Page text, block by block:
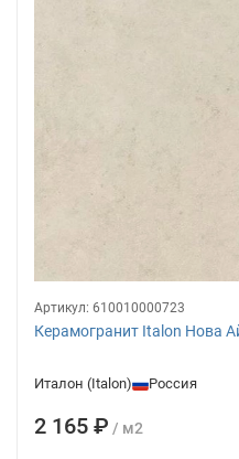
Артикул: 610010000723
Керамогранит Italon Нова
Италон (Italon) Россия
2 165 ₽ / м2